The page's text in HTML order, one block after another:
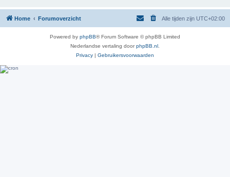
Home Forumoverzicht Alle tijden zijn UTC+02:00
Powered by phpBB® Forum Software © phpBB Limited
Nederlandse vertaling doorphpBB.nl
Privacy | Gebruikersvoorwaarden